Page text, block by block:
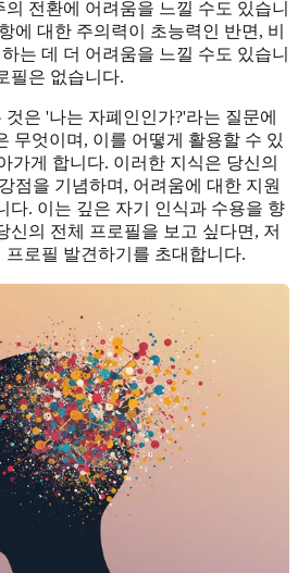
전환에 어려움을 느낄 수도 있습니
에 대한 주의력이 초능력인 반면, 비
는 데 더 어려움을 느낄 수도 있습니
필은 없습니다.
은 '나는 자폐인인가?'라는 질문에
무엇이며, 이를 어떻게 활용할 수 있
가게 합니다. 이러한 지식은 당신의
점을 기념하며, 어려움에 대한 지원
다. 이는 깊은 자기 인식과 수용을 향
신의 전체 프로필을 보고 싶다면, 저
프로필 발견하기 를 초대합니다.